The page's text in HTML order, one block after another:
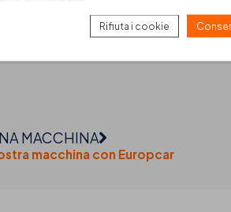
prezzi e di vantaggi esclusivi .
MACCHINA
macchina con Europcar
Rifiuta i cookie